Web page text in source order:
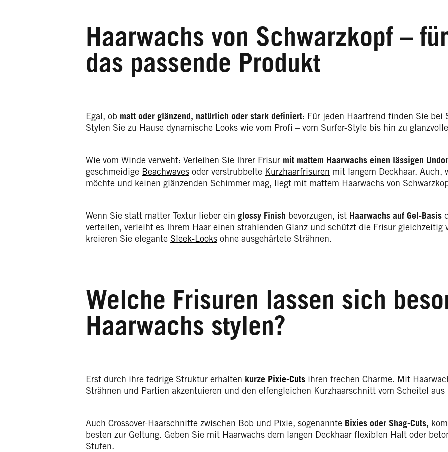
Haarwachs von Schwarzkopf –
das passende Produkt
Egal, ob matt oder glänzend, natürlich oder stark definiert: Für jeden Haartrend finden Sie bei
Stylen Sie zu Hause dynamische Looks wie vom Profi – vom Surfer-Style bis hin zu
Wie vom Winde verweht: Verleihen Sie Ihrer Frisur mit mattem Haarwachs einen lässigen
geschmeidige Beachwaves oder verstrubbelte Kurzhaarfrisuren mit langem Deckhaar. Auch,
möchte und keinen glänzenden Schimmer mag, liegt mit mattem Haarwachs von
Wenn Sie statt matter Textur lieber ein glossy Finish bevorzugen, ist Haarwachs auf Gel-Basis
verteilen, verleiht es Ihrem Haar einen strahlenden Glanz und schützt die Frisur gleichzeitig
kreieren Sie elegante Sleek-Looks ohne ausgehärtete Strähnen.
Welche Frisuren lassen sich
Haarwachs stylen?
Erst durch ihre fedrige Struktur erhalten kurze Pixie-Cuts ihren frechen Charme. Mit
Strähnen und Partien akzentuieren und den elfengleichen Kurzhaarschnitt vom Scheitel
Auch Crossover-Haarschnitte zwischen Bob und Pixie, sogenannte Bixies oder Shag-Cuts,
besten zur Geltung. Geben Sie mit Haarwachs dem langen Deckhaar flexiblen Halt oder
Stufen.